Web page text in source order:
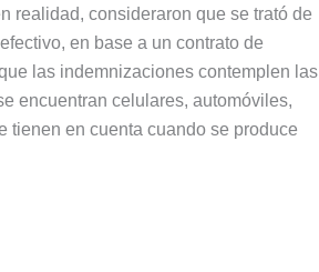
realidad, consideraron que se trató de
en base a un contrato de
las indemnizaciones contemplen las
encuentran celulares, automóviles,
tienen en cuenta cuando se produce